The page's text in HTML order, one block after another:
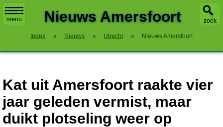
menu zoek
Nieuws Amersfoort
Index » Nieuws » Utrecht » Nieuws Amersfoort
Kat uit Amersfoort raakte vier
jaar geleden vermist, maar
duikt plotseling weer op